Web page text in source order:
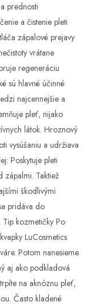
prednosti
a čistenie pleti
zápalové prejavy
vrátane
regeneráciu
sú hlavné účinné
najcennejšie a
pleť, nijako
látok. Hroznový
vysúšaniu a udržiava
Poskytuje pleti
zápalmi. Taktiež
škodlivými
pridáva do
kozmetičky Po
LuCosmetics
Potom nanesieme
aj ako podkladová
na aknóznu pleť,
Často kladené